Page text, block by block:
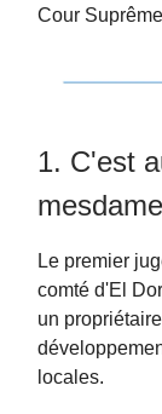
Cour
1. C'est
Le premier
comté d'El
un
locales.